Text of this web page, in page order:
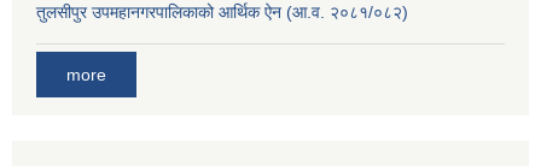
तुलसीपुर उपमहानगरपालिकाको आर्थिक ऐन (आ.व. २०८१/०८२)
more